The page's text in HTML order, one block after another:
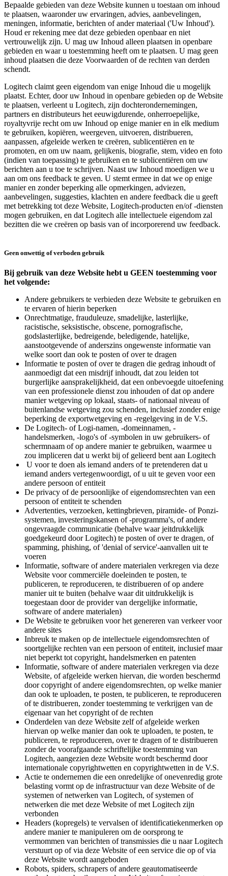
Bepaalde gebieden van deze Website kunnen u toestaan om inhoud
te plaatsen, waaronder uw ervaringen, advies, aanbevelingen,
meningen, informatie, berichten of ander materiaal ('Uw Inhoud').
Houd er rekening mee dat deze gebieden openbaar en niet
vertrouwelijk zijn. U mag uw Inhoud alleen plaatsen in openbare
gebieden en waar u toestemming heeft om te plaatsen. U mag geen
inhoud plaatsen die deze Voorwaarden of de rechten van derden
schendt.
Logitech claimt geen eigendom van enige Inhoud die u mogelijk
plaatst. Echter, door uw Inhoud in openbare gebieden op de Website
te plaatsen, verleent u Logitech, zijn dochterondernemingen,
partners en distributeurs het eeuwigdurende, onherroepelijke,
royaltyvrije recht om uw Inhoud op enige manier en in elk medium
te gebruiken, kopiëren, weergeven, uitvoeren, distribueren,
aanpassen, afgeleide werken te creëren, sublicentiëren en te
promoten, en om uw naam, gelijkenis, biografie, stem, video en foto
(indien van toepassing) te gebruiken en te sublicentiëren om uw
berichten aan u toe te schrijven. Naast uw Inhoud moedigen we u
aan om ons feedback te geven. U stemt ermee in dat we op enige
manier en zonder beperking alle opmerkingen, adviezen,
aanbevelingen, suggesties, klachten en andere feedback die u geeft
met betrekking tot deze Website, Logitech-producten en/of -diensten
mogen gebruiken, en dat Logitech alle intellectuele eigendom zal
bezitten die we creëren op basis van of incorporerend uw feedback.
Geen onwettig of verboden gebruik
Bij gebruik van deze Website hebt u GEEN toestemming voor
het volgende:
Andere gebruikers te verbieden deze Website te gebruiken en
te ervaren of hierin beperken
Onrechtmatige, frauduleuze, smadelijke, lasterlijke,
racistische, seksistische, obscene, pornografische,
godslasterlijke, bedreigende, beledigende, hatelijke,
aanstootgevende of anderszins ongewenste informatie van
welke soort dan ook te posten of over te dragen
Informatie te posten of over te dragen die gedrag inhoudt of
aanmoedigt dat een misdrijf inhoudt, dat zou leiden tot
burgerlijke aansprakelijkheid, dat een onbevoegde uitoefening
van een professionele dienst zou inhouden of dat op andere
manier wetgeving op lokaal, staats- of nationaal niveau of
buitenlandse wetgeving zou schenden, inclusief zonder enige
beperking de exportwetgeving en -regelgeving in de V.S.
De Logitech- of Logi-namen, -domeinnamen, -
handelsmerken, -logo's of -symbolen in uw gebruikers- of
schermnaam of op andere manier te gebruiken, waarmee u
zou impliceren dat u werkt bij of gelieerd bent aan Logitech
U voor te doen als iemand anders of te pretenderen dat u
iemand anders vertegenwoordigt, of u uit te geven voor een
andere persoon of entiteit
De privacy of de persoonlijke of eigendomsrechten van een
persoon of entiteit te schenden
Advertenties, verzoeken, kettingbrieven, piramide- of Ponzi-
systemen, investeringskansen of -programma's, of andere
ongevraagde communicatie (behalve waar jeitdrukkelijk
goedgekeurd door Logitech) te posten of over te dragen, of
spamming, phishing, of 'denial of service'-aanvallen uit te
voeren
Informatie, software of andere materialen verkregen via deze
Website voor commerciële doeleinden te posten, te
publiceren, te reproduceren, te distribueren of op andere
manier uit te buiten (behalve waar dit uitdrukkelijk is
toegestaan door de provider van dergelijke informatie,
software of andere materialen)
De Website te gebruiken voor het genereren van verkeer voor
andere sites
Inbreuk te maken op de intellectuele eigendomsrechten of
soortgelijke rechten van een persoon of entiteit, inclusief maar
niet beperkt tot copyright, handelsmerken en patenten
Informatie, software of andere materialen verkregen via deze
Website, of afgeleide werken hiervan, die worden beschermd
door copyright of andere eigendomsrechten, op welke manier
dan ook te uploaden, te posten, te publiceren, te reproduceren
of te distribueren, zonder toestemming te verkrijgen van de
eigenaar van het copyright of de rechten
Onderdelen van deze Website zelf of afgeleide werken
hiervan op welke manier dan ook te uploaden, te posten, te
publiceren, te reproduceren, over te dragen of te distribueren
zonder de voorafgaande schriftelijke toestemming van
Logitech, aangezien deze Website wordt beschermd door
internationale copyrightwetten en copyrightwetten in de V.S.
Actie te ondernemen die een onredelijke of onevenredig grote
belasting vormt op de infrastructuur van deze Website of de
systemen of netwerken van Logitech, of systemen of
netwerken die met deze Website of met Logitech zijn
verbonden
Headers (kopregels) te vervalsen of identificatiekenmerken op
andere manier te manipuleren om de oorsprong te
vermommen van berichten of transmissies die u naar Logitech
verstuurt op of via deze Website of een service die op of via
deze Website wordt aangeboden
Robots, spiders, schrapers of andere geautomatiseerde